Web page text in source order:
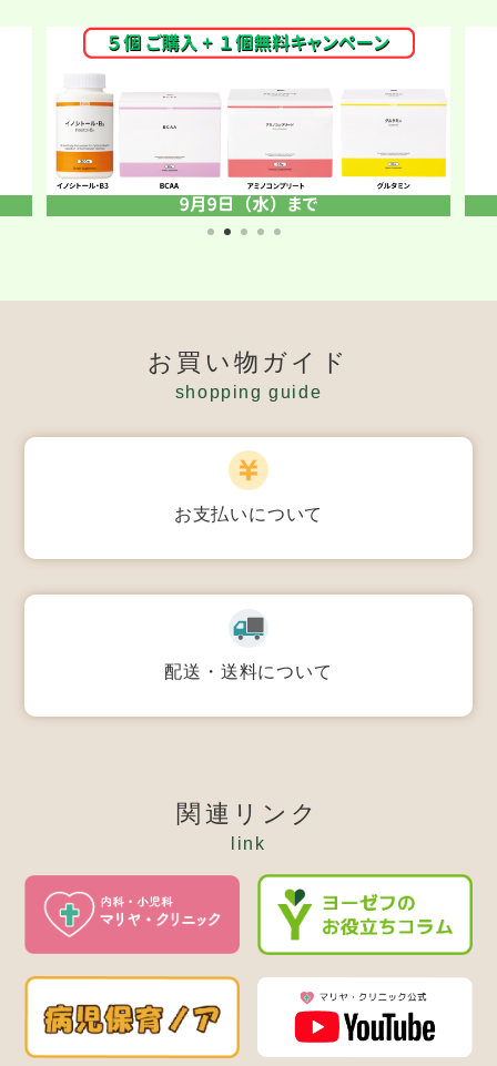
お買い物ガイド
shopping guide
お支払いについて
配送・送料について
関連リンク
link